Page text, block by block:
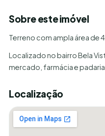
Sobre este imóvel
Terreno com ampla área de
Localizado no bairro Bela
mercado, farmácia e padaria.
Localização